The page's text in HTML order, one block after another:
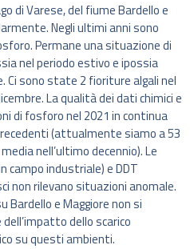
di Varese, del fiume Bardello e
Negli ultimi anni sono
Permane una situazione di
nel periodo estivo e ipossia
Ci sono state 2 fioriture algali nel
La qualità dei dati chimici e
di fosforo nel 2021 in continua
(attualmente siamo a 53
nell’ultimo decennio). Le
campo industriale) e DDT
non rilevano situazioni anomale.
e Maggiore non si
dello scarico
su questi ambienti.